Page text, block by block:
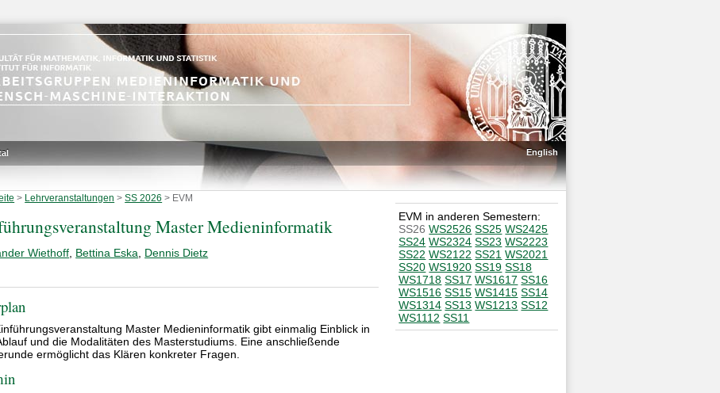
English
EVM in anderen Semestern:
SS26 WS2526 SS25 WS2425
SS24 WS2324 SS23 WS2223
SS22 WS2122 SS21 WS2021
SS20 WS1920 SS19 SS18
WS1718 SS17 WS1617 SS16
WS1516 SS15 WS1415 SS14
WS1314 SS13 WS1213 SS12
WS1112 SS11
> Lehrveranstaltungen >SS 2026 > EVM
Master Medieninformatik
Wiethoff, Bettina Eska, Dennis Dietz
Master Medieninformatik gibt einmalig Einblick in
und die Modalitäten des Masterstudiums. Eine anschließende
ermöglicht das Klären konkreter Fragen.